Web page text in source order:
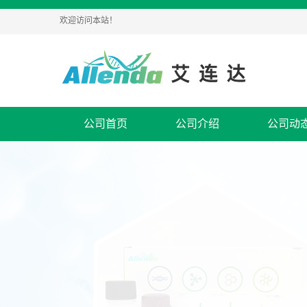
欢迎访问本站！
公司首页 公司介绍 公司动